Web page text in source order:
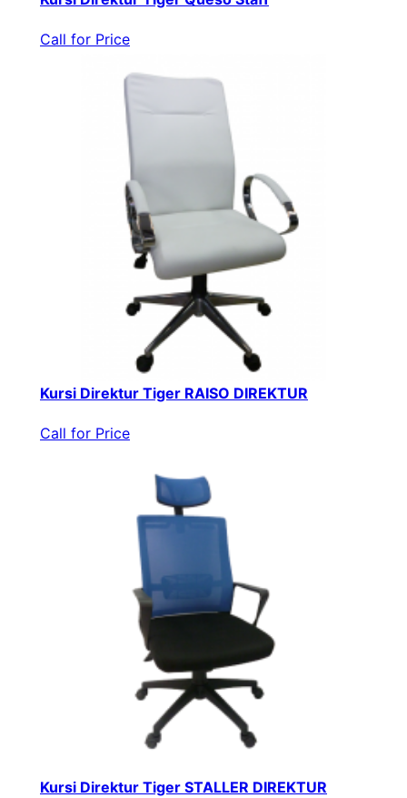
Call for Price
Kursi Direktur Tiger RAISO DIREKTUR
Call for Price
Kursi Direktur Tiger STALLER DIREKTUR